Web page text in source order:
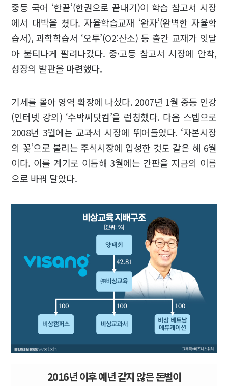
중등 국어 ‘한끝’(한권으로 끝내기)이 학습 참고서 시장
에서 대박을 쳤다. 자율학습교재 ‘완자’(완벽한 자율학
습서), 과학학습서 ‘오투’(O2:산소) 등 출간 교재가 잇달
아 불티나게 팔려나갔다. 중·고등 참고서 시장에 안착,
성장의 발판을 마련했다.
기세를 몰아 영역 확장에 나섰다. 2007년 1월 중등 인강
(인터넷 강의) ‘수박씨닷컴’을 런칭했다. 다음 스텝으로
2008년 3월에는 교과서 시장에 뛰어들었다. ‘자본시장
의 꽃’으로 불리는 주식시장에 입성한 것도 같은 해 6월
이다. 이를 계기로 이듬해 3월에는 간판을 지금의 이름
으로 바꿔 달았다.
2016년 이후 예년 같지 않은 돈벌이